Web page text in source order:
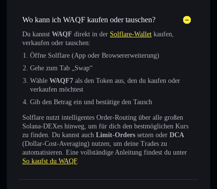
Wo kann ich WAQF kaufen oder tauschen?
Du kannst WAQF direkt in der Solflare-Wallet kaufen,
verkaufen oder tauschen:
Öffne Solflare (App oder Browsererweiterung)
Gehe zum Tab „Swap“
Wähle WAQF7 als den Token aus, den du kaufen oder
verkaufen möchtest
Gib den Betrag ein und bestätige den Tausch
Solflare nutzt intelligentes Order-Routing über alle großen
Solana-DEXes hinweg, um für dich den bestmöglichen Kurs
zu finden. Du kannst auch Limit-Orders setzen oder DCA
(Dollar-Cost-Averaging) nutzen, um deine Trades zu
automatisieren. Eine vollständige Anleitung findest du unter
So kaufst du WAQF.